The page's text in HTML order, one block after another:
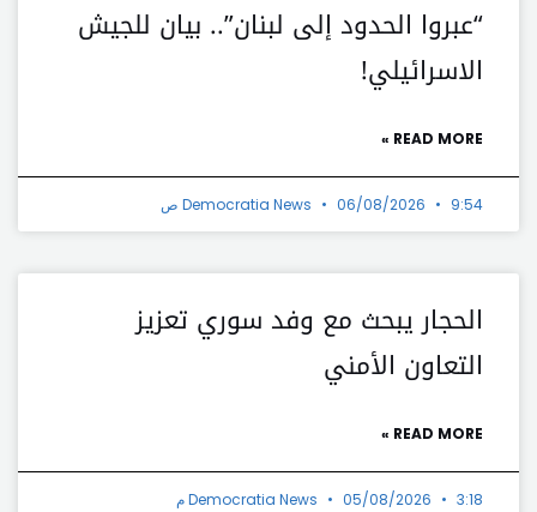
“عبروا الحدود إلى لبنان”.. بيان للجيش
الاسرائيلي!
READ MORE »
Democratia News 06/08/2026 9:54 ص
الحجار يبحث مع وفد سوري تعزيز
التعاون الأمني
READ MORE »
Democratia News 05/08/2026 3:18 م